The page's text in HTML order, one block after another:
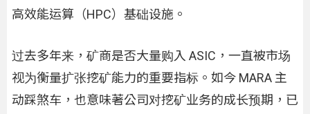
高效能运算（HPC）基础设施。
过去多年来，矿商是否大量购入 ASIC，一直被市场
视为衡量扩张挖矿能力的重要指标。如今 MARA 主
动踩煞车，也意味著公司对挖矿业务的成长预期，已